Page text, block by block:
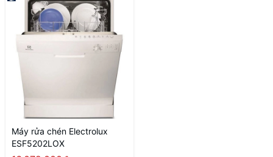
Máy rửa chén Electrolux
ESF5202LOX